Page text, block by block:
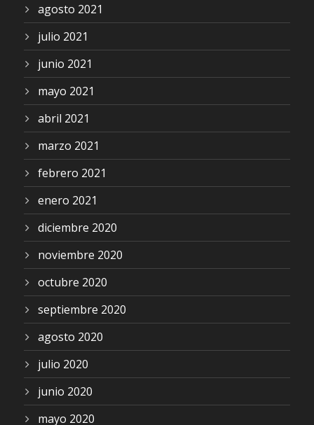
agosto 2021
julio 2021
junio 2021
mayo 2021
abril 2021
marzo 2021
febrero 2021
enero 2021
diciembre 2020
noviembre 2020
octubre 2020
septiembre 2020
agosto 2020
julio 2020
junio 2020
mayo 2020